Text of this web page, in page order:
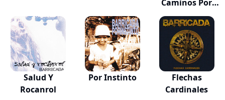
Caminos Por
Recorrer....
Salud Y
Rocanrol
Por Instinto
Flechas
Cardinales